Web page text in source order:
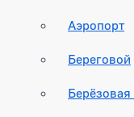
Аэропорт
Береговой